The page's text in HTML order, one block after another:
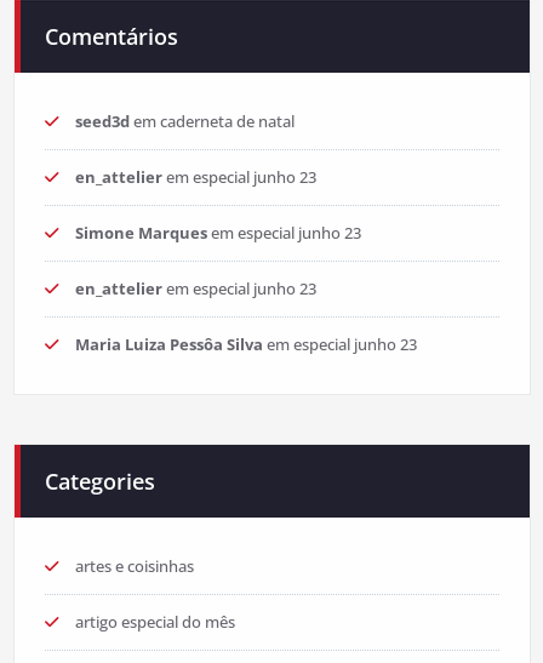
Comentários
seed3demcaderneta de natal
en_attelieremespecial junho 23
Simone Marquesemespecial junho 23
en_attelieremespecial junho 23
Maria Luiza Pessôa Silva emespecial junho 23
Categories
artes e coisinhas
artigo especial do mês